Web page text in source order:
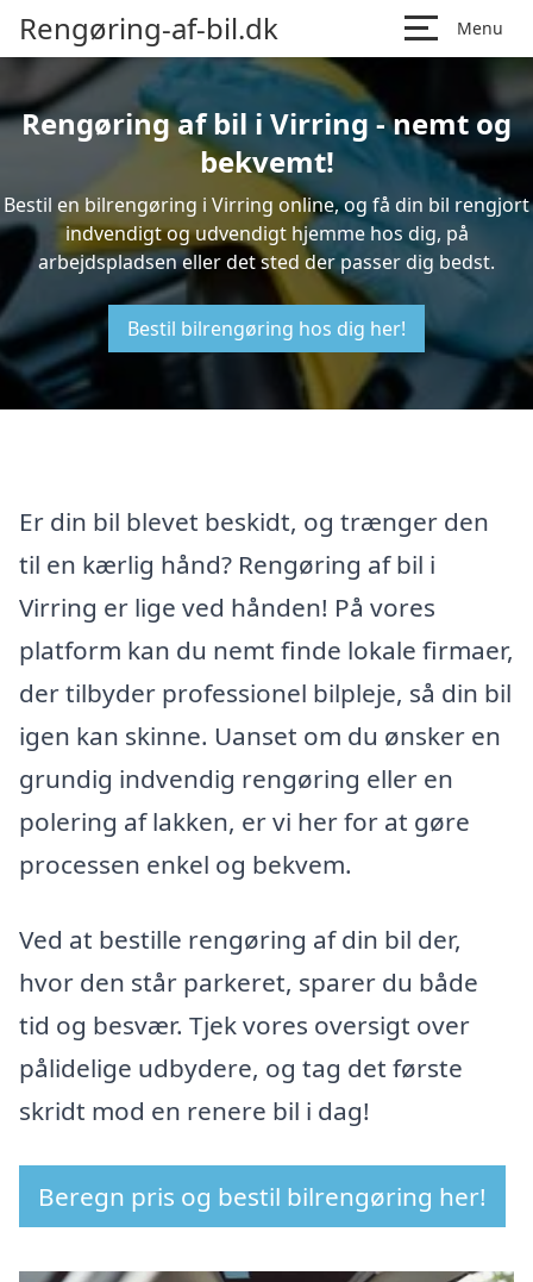
Rengøring-af-bil.dk Menu
Rengøring af bil i Virring - nemt og
bekvemt!
Bestil en bilrengøring i Virring online, og få din bil rengjort
indvendigt og udvendigt hjemme hos dig, på
arbejdspladsen eller det sted der passer dig bedst.
Bestil bilrengøring hos dig her!
Er din bil blevet beskidt, og trænger den
til en kærlig hånd? Rengøring af bil i
Virring er lige ved hånden! På vores
platform kan du nemt finde lokale firmaer,
der tilbyder professionel bilpleje, så din bil
igen kan skinne. Uanset om du ønsker en
grundig indvendig rengøring eller en
polering af lakken, er vi her for at gøre
processen enkel og bekvem.
Ved at bestille rengøring af din bil der,
hvor den står parkeret, sparer du både
tid og besvær. Tjek vores oversigt over
pålidelige udbydere, og tag det første
skridt mod en renere bil i dag!
Beregn pris og bestil bilrengøring her!